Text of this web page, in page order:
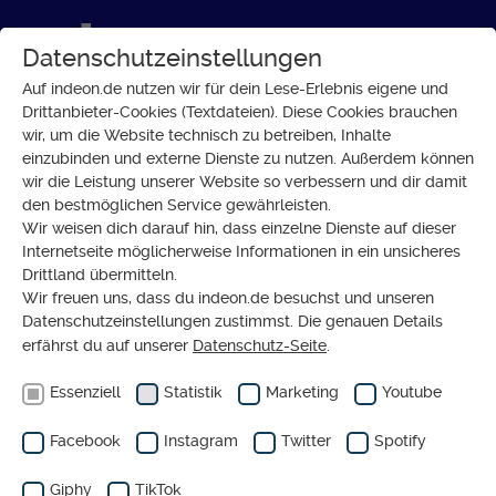
HOFFNUNGSSUCHE
Weihnachten
kann weg!?
KOMMENTAR vonANDREAS FAUTH
Datenschutzeinstellungen
Auf indeon.de nutzen wir für dein Lese-Erlebnis eigene und
Drittanbieter-Cookies (Textdateien). Diese Cookies brauchen
wir, um die Website technisch zu betreiben, Inhalte
einzubinden und externe Dienste zu nutzen. Außerdem können
wir die Leistung unserer Website so verbessern und dir damit
den bestmöglichen Service gewährleisten.
Wir weisen dich darauf hin, dass einzelne Dienste auf dieser
Internetseite möglicherweise Informationen in ein unsicheres
Drittland übermitteln.
Wir freuen uns, dass du indeon.de besuchst und unseren
Datenschutzeinstellungen zustimmst. Die genauen Details
erfährst du auf unserer Datenschutz-Seite
Essenziell Statistik Marketing Youtube
Facebook Instagram Twitter Spotify
Giphy TikTok